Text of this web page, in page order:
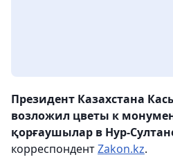
Президент Казахстана
возложил цветы к
қорғаушылар в Нур-
корреспондентZakon.kz.